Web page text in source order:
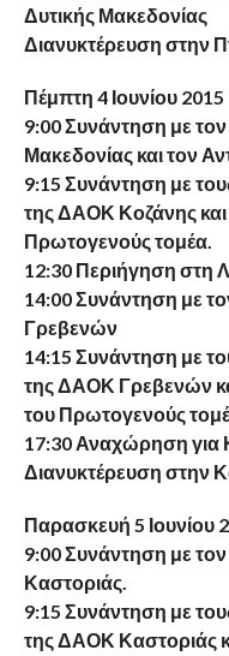
Δυτικής Μακεδονίας
Διανυκτέρευση στην
Πέμπτη 4 Ιουνίου 2015
9:00 Συνάντηση με
Μακεδονίας και τον
9:15 Συνάντηση με
της ΔΑΟΚ Κοζάνης
Πρωτογενούς τομέα.
12:30 Περιήγηση στη
14:00 Συνάντηση με
Γρεβενών
14:15 Συνάντηση με
της ΔΑΟΚ Γρεβενών
του Πρωτογενούς
17:30 Αναχώρηση για
Διανυκτέρευση στην
Παρασκευή 5 Ιουνίου
9:00 Συνάντηση με
Καστοριάς.
9:15 Συνάντηση με
της ΔΑΟΚ Καστοριάς